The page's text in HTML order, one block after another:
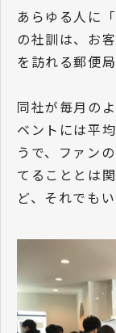
あらゆる人に
の社訓は、お
を訪れる郵便
同社が毎月の
ベントには平
うで、ファン
てることとは
ど、それでも